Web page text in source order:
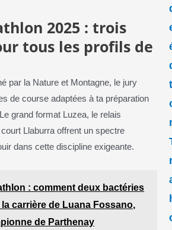
2025 : trois
tous les profils de
par la Nature et Montagne, le jury
de course adaptées à ta préparation
grand format Luzea, le relais
Llaburra offrent un spectre
dans cette discipline exigeante.
: comment deux bactéries
carrière de Luana Fossano,
de Parthenay